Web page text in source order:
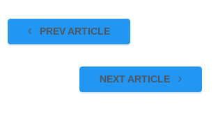
PREV ARTICLE
NEXT ARTICLE